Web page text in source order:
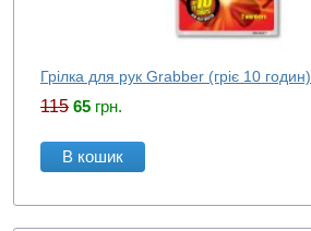
Грілка для рук Grabber (гріє 10 годин)
115 65 грн.
В кошик